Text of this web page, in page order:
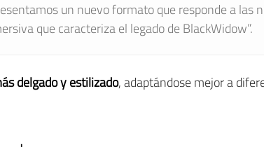
un nuevo formato que responde a las
que caracteriza el legado de BlackWidow”.
delgado y estilizado, adaptándose mejor a